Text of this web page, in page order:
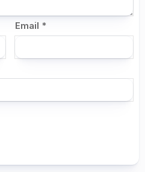
Email *